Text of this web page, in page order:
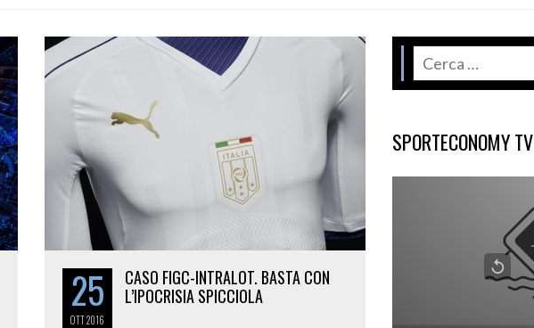
25
OTT2016
CASO FIGC-INTRALOT. BASTA CON
L’IPOCRISIA SPICCIOLA
SPORTECONOMY TV